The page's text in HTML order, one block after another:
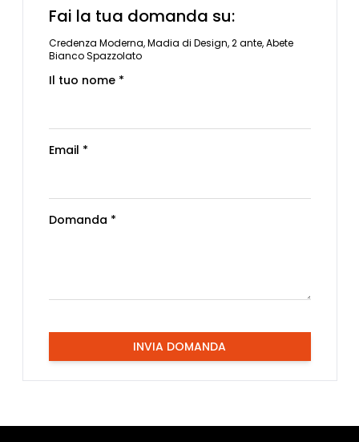
Fai la tua domanda su:
Credenza Moderna, Madia di Design, 2 ante, Abete
Bianco Spazzolato
Il tuo nome *
Email *
Domanda *
INVIA DOMANDA